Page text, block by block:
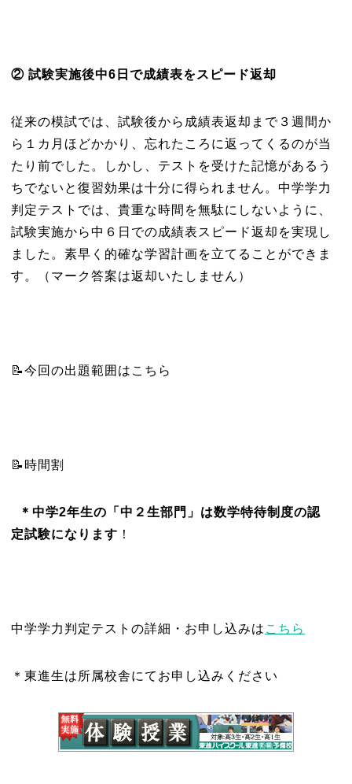
② 試験実施後中6日で成績表をスピード返却
従来の模試では、試験後から成績表返却まで３週間か
ら１カ月ほどかかり、忘れたころに返ってくるのが当
たり前でした。しかし、テストを受けた記憶があるう
ちでないと復習効果は十分に得られません。中学学力
判定テストでは、貴重な時間を無駄にしないように、
試験実施から中６日での成績表スピード返却を実現し
ました。素早く的確な学習計画を立てることができま
す。（マーク答案は返却いたしません）
📝今回の出題範囲はこちら
📝時間割
＊中学2年生の「中２生部門」は数学特待制度の認
定試験になります ！
中学学力判定テストの詳細・お申し込みは こちら
＊東進生は所属校舎にてお申し込みください